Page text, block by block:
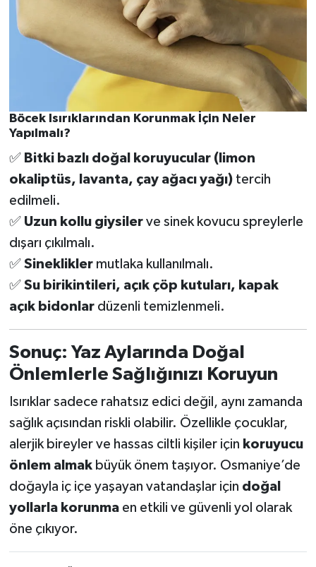
Böcek Isırıklarından Korunmak İçin Neler
Yapılmalı?
✅ Bitki bazlı doğal koruyucular (limon
okaliptüs, lavanta, çay ağacı yağı)tercih
edilmeli.
✅ Uzun kollu giysilerve sinek kovucu spreylerle
dışarı çıkılmalı.
✅ Sinekliklermutlaka kullanılmalı.
✅ Su birikintileri, açık çöp kutuları, kapak
açık bidonlardüzenli temizlenmeli.
Sonuç: Yaz Aylarında Doğal
Önlemlerle Sağlığınızı Koruyun
Isırıklar sadece rahatsız edici değil, aynı zamanda
sağlık açısından riskli olabilir. Özellikle çocuklar,
alerjik bireyler ve hassas ciltli kişiler için koruyucu
önlem almakbüyük önem taşıyor. Osmaniye’de
doğayla iç içe yaşayan vatandaşlar için doğal
yollarla korunmaen etkili ve güvenli yol olarak
öne çıkıyor.